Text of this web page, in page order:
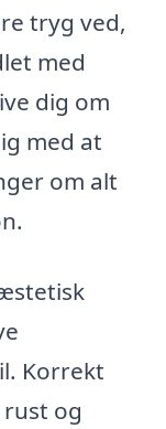
tryg ved,
med
dig om
med at
om alt
Korrekt
og